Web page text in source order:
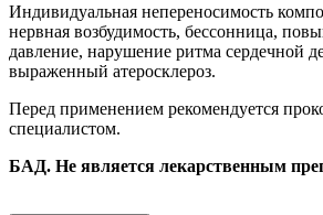
Индивидуальная непереносимость
нервная возбудимость, бессонница,
давление, нарушение ритма сердечной
выраженный атеросклероз.
Перед применением рекомендуется
специалистом.
БАД. Не является лекарственным